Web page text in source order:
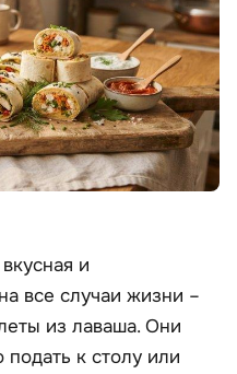
и
все случаи жизни –
из лаваша. Они
подать к столу или